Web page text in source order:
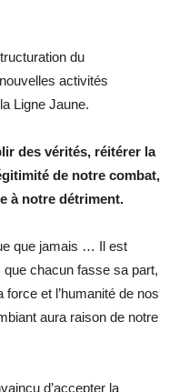
du
activités
Ligne Jaune.
des vérités, réitérer la
de notre combat,
à notre détriment.
que jamais … Il est
chacun fasse sa part,
et l’humanité de nos
aura raison de notre
d’accepter la